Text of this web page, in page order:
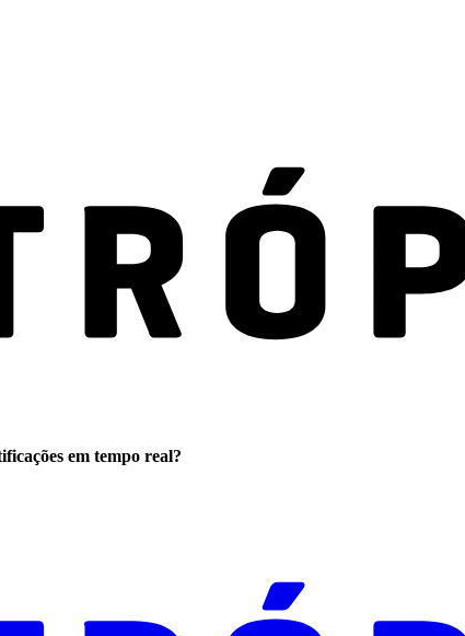
em tempo real?